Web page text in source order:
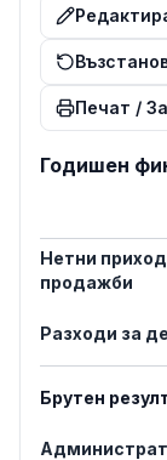
Печат /
Годишен
Нетни
продажби
Разходи за
Брутен